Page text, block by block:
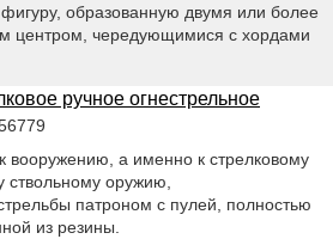
образованную двумя или более
центром, чередующимися с хордами
ручное огнестрельное
вооружению, а именно к стрелковому
ствольному оружию,
патроном с пулей, полностью
из резины.